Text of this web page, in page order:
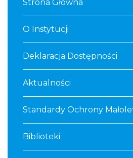
Strona Główna
O Instytucji
Deklaracja Dostępności
Aktualności
Standardy Ochrony
Biblioteki